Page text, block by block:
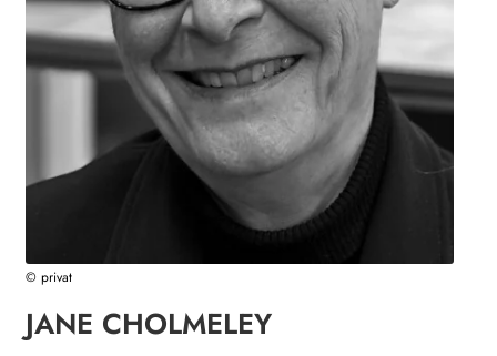
Search:
© privat
JANE CHOLMELEY